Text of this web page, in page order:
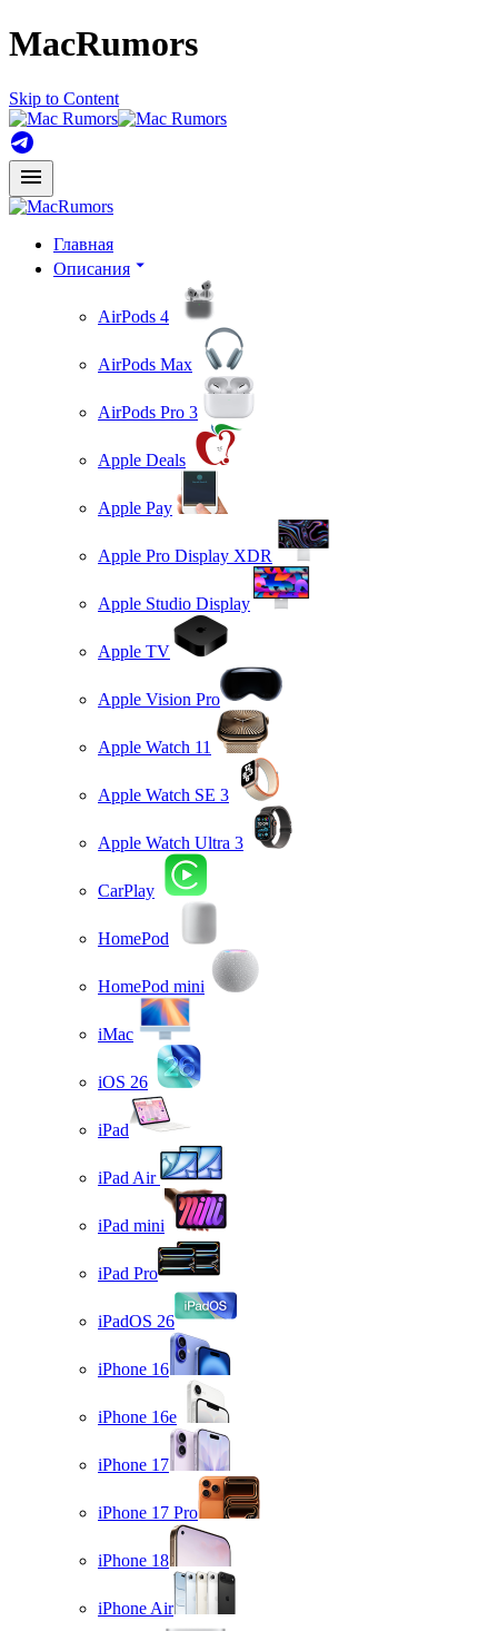
MacRumors
Skip to Content
Главная
Описания
AirPods 4
AirPods Max
AirPods Pro 3
Apple Deals
Apple Pay
Apple Pro Display XDR
Apple Studio Display
Apple TV
Apple Vision Pro
Apple Watch 11
Apple Watch SE 3
Apple Watch Ultra 3
CarPlay
HomePod
HomePod mini
iMac
iOS 26
iPad
iPad Air
iPad mini
iPad Pro
iPadOS 26
iPhone 16
iPhone 16e
iPhone 17
iPhone 17 Pro
iPhone 18
iPhone Air